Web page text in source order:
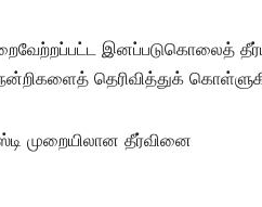
இனப்படுகொலைத்
தெரிவித்துக்
முறையிலான தீர்வினை